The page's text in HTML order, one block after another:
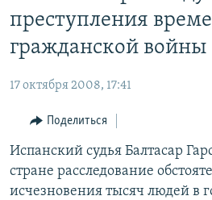
содержанию
Вернутся
главной
навигации
Вернутся
поиску
ТАДЖИКИСТАН
ВОЙНА В УКРАИНЕ
ҚАЗАҚША
КЫРГЫЗЧА
ЎЗБЕКЧА
ТОҶИКӢ
Все сайты РСЕ/РС
преступления
гражданской войны
17 октября 2008, 17:41
Поделиться
Испанский судья Балтасар
стране расследование
исчезновения тысяч людей в